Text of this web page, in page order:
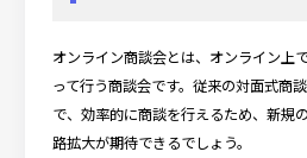
オンライン商談会とは、オンライン上
って行う商談会です。従来の対面式商
で、効率的に商談を行えるため、新規
路拡大が期待できるでしょう。